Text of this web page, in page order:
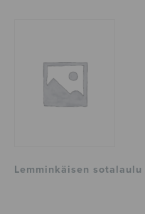
Lemminkäisen sotalaulu